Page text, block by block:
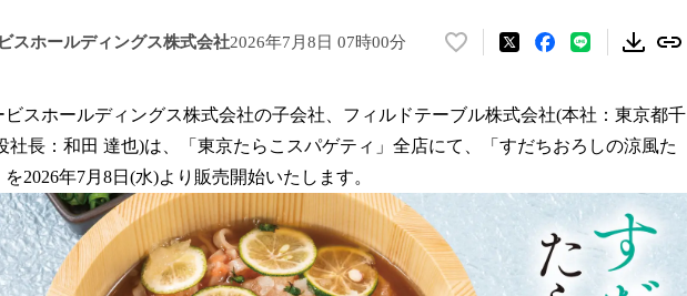
スホールディングス株式会社2026年7月8日 07時00分
い
！
数
読
み
中
ビスホールディングス株式会社の子会社、フィルドテーブル株式会社(本社：東京都千
社長：和田 達也)は、「東京たらこスパゲティ」全店にて、「すだちおろしの涼風た
2026年7月8日(水)より販売開始いたします。